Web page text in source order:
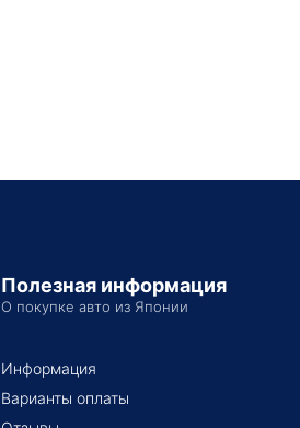
Полезная информация
О покупке авто из Японии
Информация
Варианты оплаты